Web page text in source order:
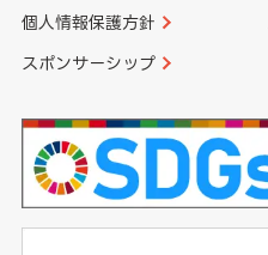
個人情報保護方針
スポンサーシップ